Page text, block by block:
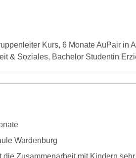
Kurs, 6 Monate AuPair in
& Soziales, Bachelor Studentin
Wardenburg
die Zusammenarbeit mit Kindern